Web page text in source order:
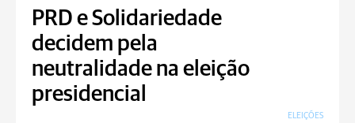
PRD e Solidariedade
decidem pela
neutralidade na eleição
presidencial
ELEIÇÕES